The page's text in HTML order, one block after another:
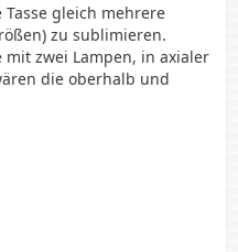
gleich mehrere
zu sublimieren.
mit zwei Lampen, in axialer
die oberhalb und